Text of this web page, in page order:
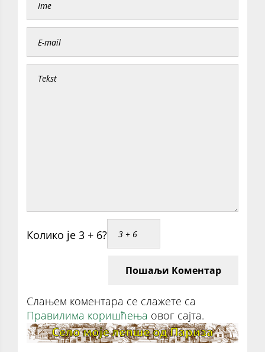
Колико је 3 + 6?
Пошаљи Коментар
Слањем коментара се слажете са
Правилима коришћења овог сајта.